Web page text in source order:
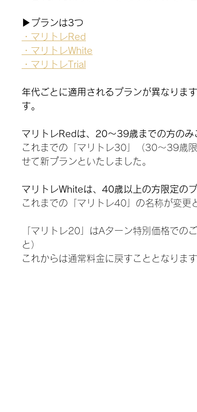
▶プランは3つ
・マリトレRed
・マリトレWhite
・マリトレTrial
年代ごとに適用されるプランが異なりま
す。
マリトレRedは、20～39歳までの方のみ
これまでの「マリトレ30」（30～39歳
せて新プランといたしました。
マリトレWhiteは、40歳以上の方限定のプ
これまでの「マリトレ40」の名称が変更
「マリトレ20」はAターン特別価格での
と）
これからは通常料金に戻すこととなりま